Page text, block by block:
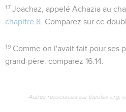
17 Joachaz , appeléAchazia au
chapitre 8 . Comparez sur ce
19 Comme on l'avait fait pour ses
grand-père. comparez 16.14
Autres ressources sur theotex.org,